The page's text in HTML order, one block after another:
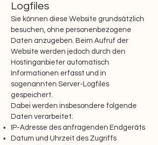
Logfiles
Sie können diese Website grundsätzlich
besuchen, ohne personenbezogene
Daten anzugeben. Beim Aufruf der
Website werden jedoch durch den
Hostinganbieter automatisch
Informationen erfasst und in
sogenannten Server-Logfiles
gespeichert.
Dabei werden insbesondere folgende
Daten verarbeitet:
IP-Adresse des anfragenden Endgeräts
Datum und Uhrzeit des Zugriffs